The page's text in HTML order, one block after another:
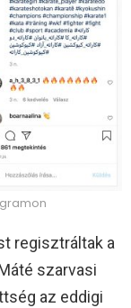
regisztráltak a
szarvasi
az eddigi